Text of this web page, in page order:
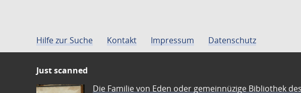
Hilfe zur Suche Kontakt Impressum Datenschutz
Just scanned
Die Familie von Eden oder gemeinnüzige Bibliothek